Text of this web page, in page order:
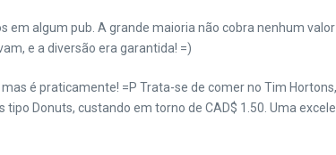
algum pub. A grande maioria não cobra nenhum
e a diversão era garantida! =)
é praticamente! =P Trata-se de comer no Tim
Donuts, custando em torno de CAD$ 1.50. Uma